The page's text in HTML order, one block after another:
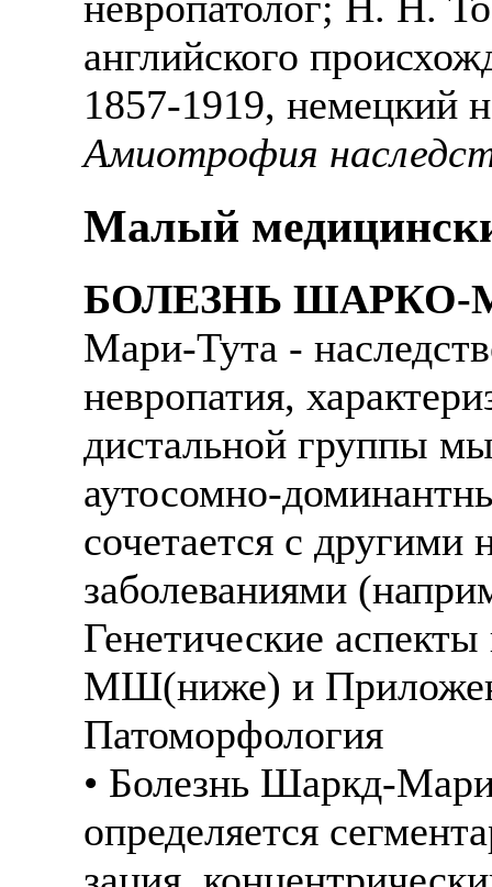
английского
1857-1919, немецкий
Амиотрофия
Малый
БОЛЕЗНЬ ШАРКО-
Мари-Тута -
невропатия,
дистальной группы
аутосомно-
сочетается с другими
заболеваниями
Генетические
МШ(ниже) и
Патоморфология
• Болезнь Шаркд-
определяется